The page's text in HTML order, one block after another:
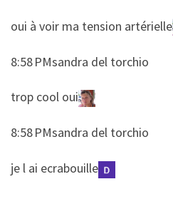
​​oui à voir ma tension artérielle
8:58 PMsandra del torchio
​​trop cool oui
8:58 PMsandra del torchio
​​je l ai ecrabouille